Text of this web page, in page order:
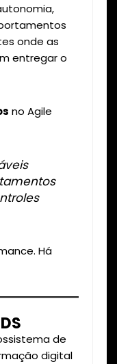
onde as
entregar o
no Agile
Há
de
digital